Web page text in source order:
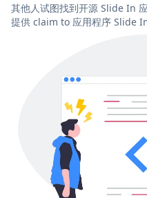
其他人试图找到开源 Slide In
提供 claim to 应用程序 Slide